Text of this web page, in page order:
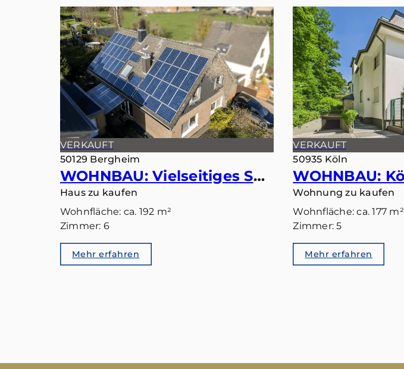
VERKAUFT
50129 Bergheim
WOHNBAU: Vielseitiges Smart-Home: Ideal als Einfamilienhaus oder Zweiparteienhaus
Haus zu kaufen
Wohnfläche: ca. 192 m²
Zimmer: 6
Mehr erfahren
VERKAUFT
50935 Köln
Wohnung zu kaufen
Wohnfläche: ca. 177 m²
Zimmer: 5
Mehr erfahren